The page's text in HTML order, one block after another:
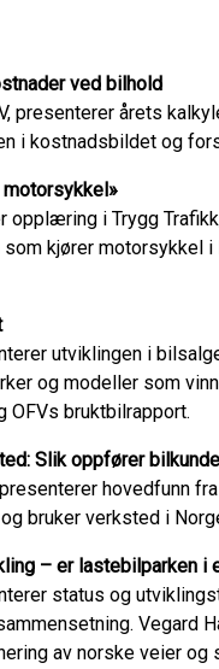
ved bilhold
presenterer årets
i kostnadsbildet og
motorsykkel»
opplæring i Trygg
kjører motorsykkel
utviklingen i
og modeller som
OFVs bruktbilrapport.
Slik oppfører
hovedfunn
bruker verksted i
– er lastebilparken i
status og
Vegard
av norske veier